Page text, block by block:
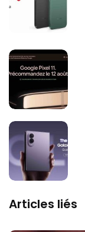
Articles liés